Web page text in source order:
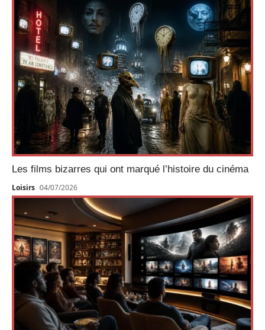
Les films bizarres qui ont marqué l’histoire du cinéma
Loisirs 04/07/2026